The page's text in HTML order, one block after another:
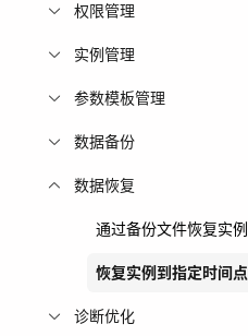
权限管理
实例管理
参数模板管理
数据备份
数据恢复
通过备份文件恢复实例
恢复实例到指定时间点
诊断优化